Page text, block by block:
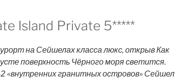
Island Private 5*****
на Сейшелах класса люкс, открыв Как
поверхность Чёрного моря светится.
«внутренних гранитных островов» Сейшел